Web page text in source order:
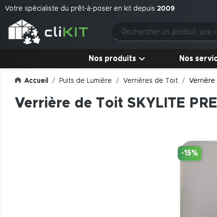
Votre spécialiste du prêt-à-poser en kit depuis 2009
Nos produits Nos
Accueil Puits de Lumière Verrières de Toit Verrière
Verrière de Toit SKYLITE
-15%